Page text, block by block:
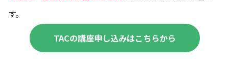
す。
TACの講座申し込みはこちらから